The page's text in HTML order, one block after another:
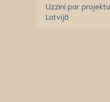
Uzzini par
Latvijā